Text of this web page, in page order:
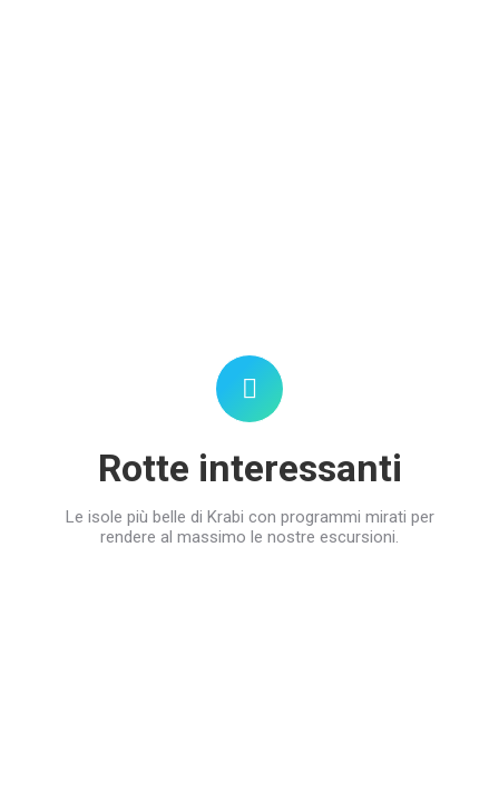
Rotte interessanti
Le isole più belle di Krabi con programmi mirati per
rendere al massimo le nostre escursioni.